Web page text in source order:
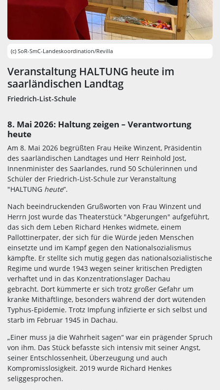
(c) SoR-SmC-Landeskoordination/Revilla
Veranstaltung HALTUNG heute im
saarländischen Landtag
Friedrich-List-Schule
8. Mai 2026: Haltung zeigen – Verantwortung
heute
Am 8. Mai 2026 begrüßten Frau Heike Winzent, Präsidentin
des saarländischen Landtages und Herr Reinhold Jost,
Innenminister des Saarlandes, rund 50 Schülerinnen und
Schüler der Friedrich-List-Schule zur Veranstaltung
"HALTUNG heute“.
Nach beeindruckenden Grußworten von Frau Winzent und
Herrn Jost wurde das Theaterstück "Abgerungen" aufgeführt,
das sich dem Leben Richard Henkes widmete, einem
Pallottinerpater, der sich für die Würde jeden Menschen
einsetzte und im Kampf gegen den Nationalsozialismus
kämpfte. Er stellte sich mutig gegen das nationalsozialistische
Regime und wurde 1943 wegen seiner kritischen Predigten
verhaftet und in das Konzentrationslager Dachau
gebracht. Dort kümmerte er sich trotz großer Gefahr um
kranke Mithäftlinge, besonders während der dort wütenden
Typhus-Epidemie. Trotz Impfung infizierte er sich selbst und
starb im Februar 1945 in Dachau.
„Einer muss ja die Wahrheit sagen“ war ein prägender Spruch
von ihm. Das Stück befasste sich intensiv mit seiner Angst,
seiner Entschlossenheit, Überzeugung und auch
Kompromisslosigkeit. 2019 wurde Richard Henkes
seliggesprochen.